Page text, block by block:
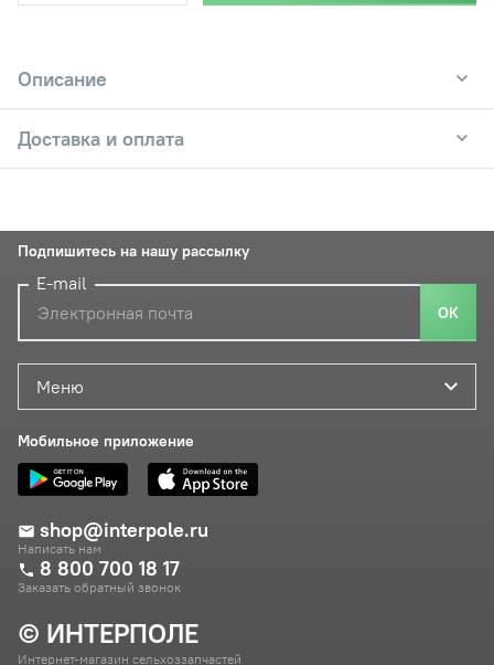
Описание
Доставка и оплата
© ИНТЕРПОЛЕ
Интернет-магазин сельхоззапчастей
Меню
Мобильное приложение
shop@interpole.ru
Написать нам
8 800 700 18 17
Заказать обратный звонок
Подпишитесь на нашу рассылку
E-mail
ОК